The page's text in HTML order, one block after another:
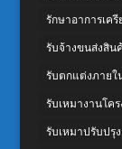
รักษาอาการเค
รับจ้างขนส่งสิน
รับตกแต่งภายใ
รับเหมางานโคร
รับเหมาปรับปรุ